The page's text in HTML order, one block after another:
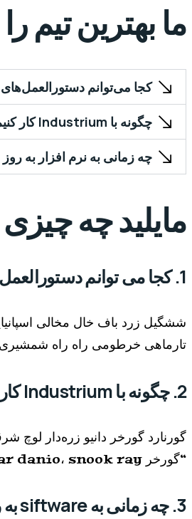
ما بهترین تیم
کجا می‌توانم دستورالعمل‌های
چگونه با Industrium کار کنیم؟
چه زمانی به نرم افزار به
مایلید چه چیزی
1. کجا می توانم دستورالعمل های فرآیند فناوری را پیدا کنم؟
تارماهی خرطومی راه راه شمشیری
2. چگونه با Industrium کار کنیم؟
گورنارد گورخر دانیو زره‌دار
“گورخر oto fire bar danio، snook ray الکتریکی باله بلند char.” Mojarra gunnel pencilfish ماهی بهشتی، کوسه برش کوکی‌ها
3. چه زمانی به siftware به روز می شود؟